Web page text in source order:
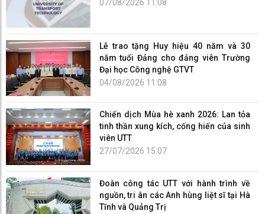
07/08/2026 11:08
Lễ trao tặng Huy hiệu 40 năm và 30
năm tuổi Đảng cho đảng viên Trường
Đại học Công nghệ GTVT
04/08/2026 11:08
Chiến dịch Mùa hè xanh 2026: Lan tỏa
tinh thần xung kích, cống hiến của sinh
viên UTT
27/07/2026 15:07
Đoàn công tác UTT với hành trình về
nguồn, tri ân các Anh hùng liệt sĩ tại Hà
Tĩnh và Quảng Trị